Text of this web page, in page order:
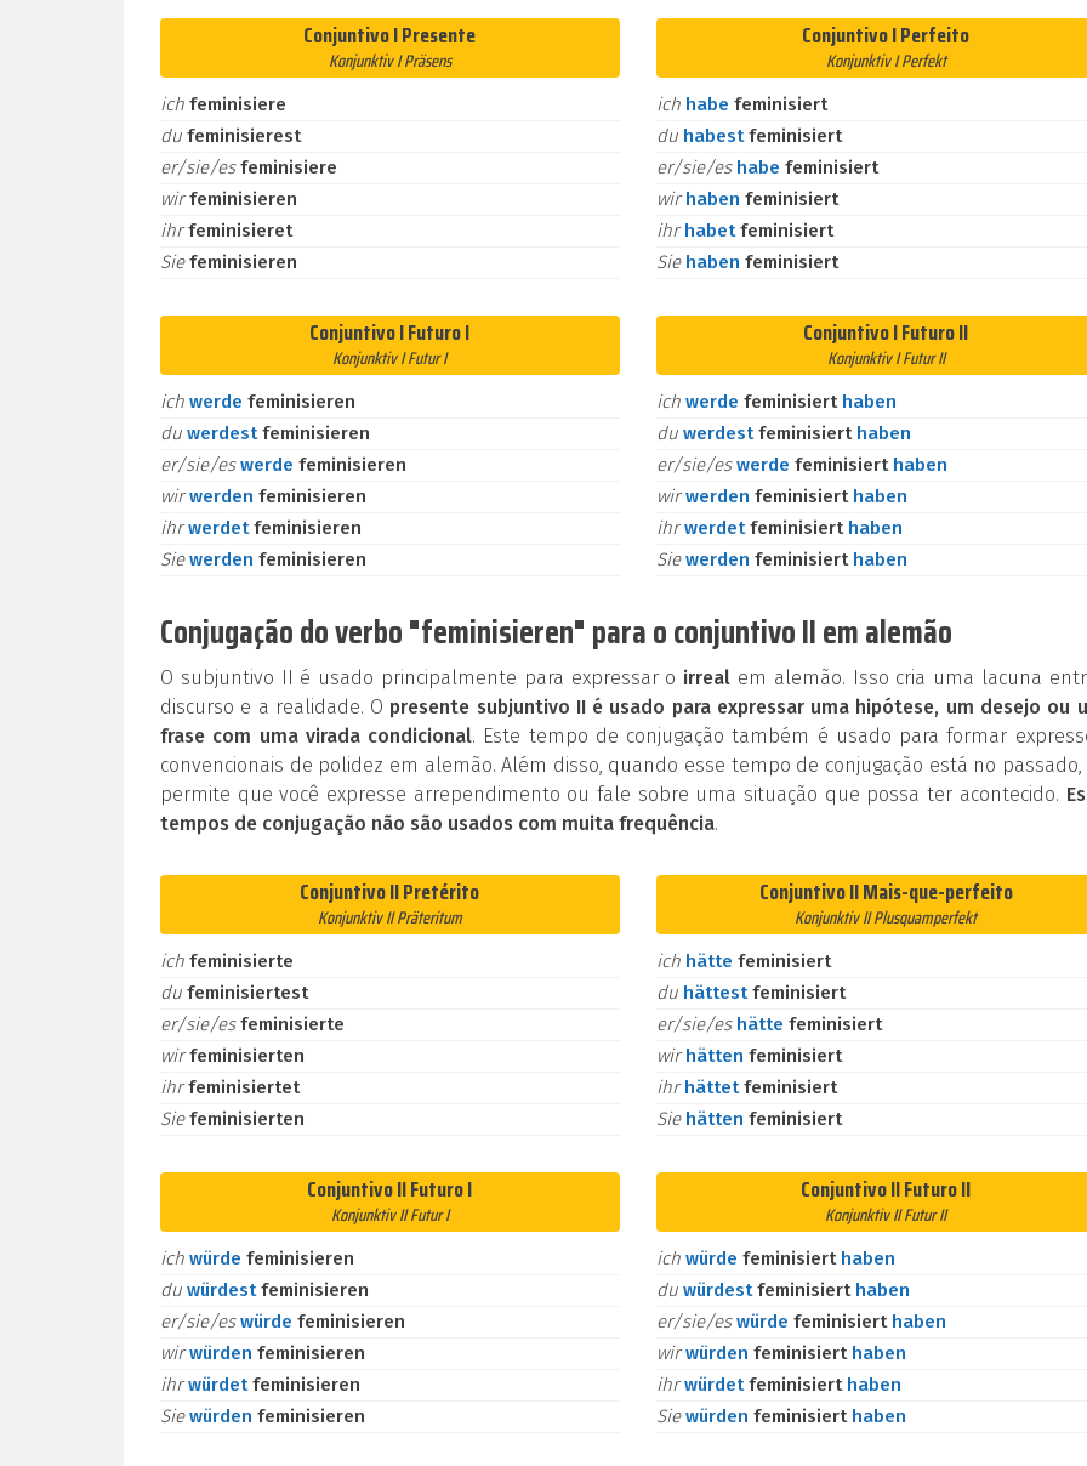
Conjuntivo I Presente
Konjunktiv I Präsens
ich feminisiere
du feminisierest
er/sie/esfeminisiere
wirfeminisieren
ihrfeminisieret
Siefeminisieren
Conjuntivo I Perfeito
Konjunktiv I Perfekt
ich habe feminisiert
du habestfeminisiert
er/sie/es habe feminisiert
wirhaben feminisiert
ihrhabetfeminisiert
Sie haben feminisiert
Conjuntivo I Futuro I
Konjunktiv I Futur I
ich werde feminisieren
du werdestfeminisieren
er/sie/eswerde feminisieren
wirwerden feminisieren
ihrwerdetfeminisieren
Siewerden feminisieren
Conjuntivo I Futuro II
Konjunktiv I Futur II
ich werde feminisiert haben
du werdestfeminisiert haben
er/sie/eswerde feminisiert haben
wirwerden feminisiert haben
ihrwerdetfeminisiert haben
Siewerden feminisiert haben
Conjugação do verbo "feminisieren" para o conjuntivo II em alemão
O subjuntivo II é usado principalmente para expressar o irreal em alemão. Isso cria uma lacuna
discurso e a realidade. O presente subjuntivo II é usado para expressar uma hipótese, um desejo ou
frase com uma virada condicional. Este tempo de conjugação também é usado para formar
convencionais de polidez em alemão. Além disso, quando esse tempo de conjugação está no passado,
permite que você expresse arrependimento ou fale sobre uma situação que possa ter acontecido.
tempos de conjugação não são usados com muita frequência.
Conjuntivo II Pretérito
Konjunktiv II Präteritum
ich feminisierte
du feminisiertest
er/sie/esfeminisierte
wirfeminisierten
ihrfeminisiertet
Siefeminisierten
Conjuntivo II Mais-que-perfeito
Konjunktiv II Plusquamperfekt
ich hätte feminisiert
du hättestfeminisiert
er/sie/es hätte feminisiert
wirhätten feminisiert
ihrhättetfeminisiert
Sie hätten feminisiert
Conjuntivo II Futuro I
Konjunktiv II Futur I
ich würde feminisieren
du würdestfeminisieren
er/sie/eswürde feminisieren
wirwürden feminisieren
ihrwürdetfeminisieren
Siewürden feminisieren
Conjuntivo II Futuro II
Konjunktiv II Futur II
ich würde feminisiert haben
du würdestfeminisiert haben
er/sie/eswürde feminisiert haben
wirwürden feminisiert haben
ihrwürdetfeminisiert haben
Siewürden feminisiert haben